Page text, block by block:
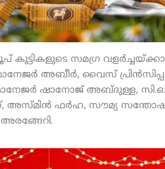
കുട്ടികളുടെ സമഗ്ര
മാനേജര്‍ അബീര്‍, വൈസ്
ഷാനോജ് അബ്ദുള്ള,
ഫര്‍ഹ, സൗമ്യ സന്തോഷ്
അരങ്ങേറി.